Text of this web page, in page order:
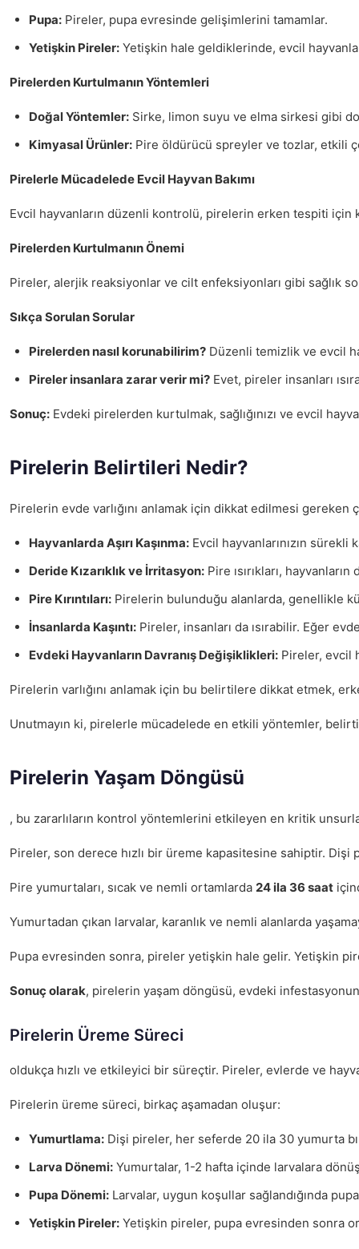
Pupa: Pireler, pupa evresinde gelişimlerini tamamlar.
Yetişkin Pireler: Yetişkin hale geldiklerinde, evcil
Pirelerden Kurtulmanın Yöntemleri
Doğal Yöntemler: Sirke, limon suyu ve elma sirkesi gibi
Kimyasal Ürünler: Pire öldürücü spreyler ve tozlar, etkili
Pirelerle Mücadelede Evcil Hayvan Bakımı
Evcil hayvanların düzenli kontrolü, pirelerin erken tespiti için
Pirelerden Kurtulmanın Önemi
Pireler, alerjik reaksiyonlar ve cilt enfeksiyonları gibi sağlık
Sıkça Sorulan Sorular
Pirelerden nasıl korunabilirim? Düzenli temizlik ve evcil
Pireler insanlara zarar verir mi? Evet, pireler insanları
Sonuç: Evdeki pirelerden kurtulmak, sağlığınızı ve evcil
Pirelerin Belirtileri Nedir?
Pirelerin evde varlığını anlamak için dikkat edilmesi gereken
Hayvanlarda Aşırı Kaşınma: Evcil hayvanlarınızın
Deride Kızarıklık ve İrritasyon: Pire ısırıkları,
Pire Kırıntıları: Pirelerin bulunduğu alanlarda, genellikle
İnsanlarda Kaşıntı: Pireler, insanları da ısırabilir. Eğer
Evdeki Hayvanların Davranış Değişiklikleri: Pireler, evcil
Pirelerin varlığını anlamak için bu belirtilere dikkat etmek,
Unutmayın ki, pirelerle mücadelede en etkili yöntemler,
Pirelerin Yaşam Döngüsü
, bu zararlıların kontrol yöntemlerini etkileyen en kritik
Pireler, son derece hızlı bir üreme kapasitesine sahiptir.
Pire yumurtaları, sıcak ve nemli ortamlarda 24 ila 36 saat
Yumurtadan çıkan larvalar, karanlık ve nemli alanlarda
Pupa evresinden sonra, pireler yetişkin hale gelir. Yetişkin
Sonuç olarak, pirelerin yaşam döngüsü, evdeki
Pirelerin Üreme Süreci
oldukça hızlı ve etkileyici bir süreçtir. Pireler, evlerde ve
Pirelerin üreme süreci, birkaç aşamadan oluşur:
Yumurtlama: Dişi pireler, her seferde 20 ila 30 yumurta
Larva Dönemi: Yumurtalar, 1-2 hafta içinde larvalara
Pupa Dönemi: Larvalar, uygun koşullar sağlandığında
Yetişkin Pireler: Yetişkin pireler, pupa evresinden sonra